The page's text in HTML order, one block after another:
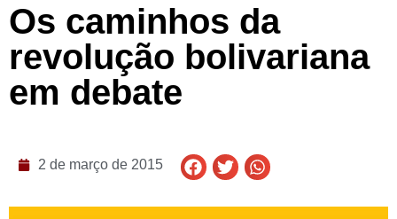
Os caminhos da
revolução bolivariana
em debate
2 de março de 2015